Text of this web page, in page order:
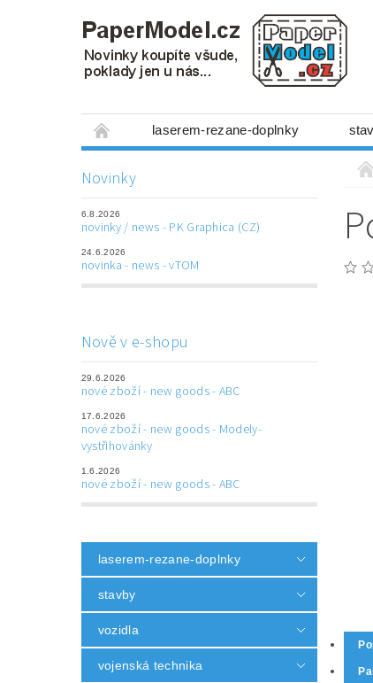
laserem-rezane-doplnky
laserem řezané doplňky 3D tištěné
Napište nám Obchodní podmínky
Novinky
6.8.2026
novinky / news - PK Graphica (CZ)
24.6.2026
novinka - news - vTOM
Nově v e-shopu
29.6.2026
nové zboží - new goods - ABC
17.6.2026
nové zboží - new goods - Modely-
vystřihovánky
1.6.2026
nové zboží - new goods - ABC
laserem-rezane-doplnky
stavby
vozidla
vojenská technika